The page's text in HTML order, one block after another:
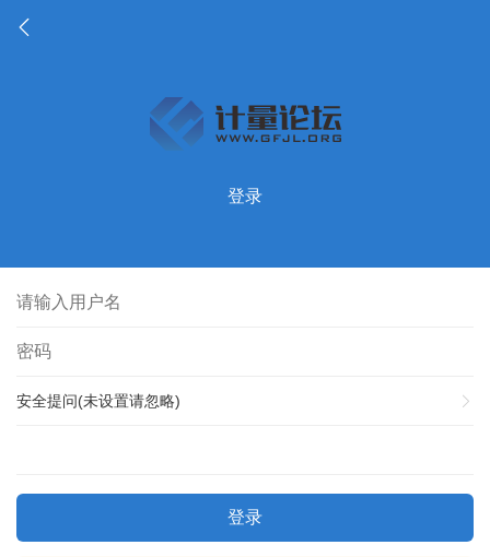
登录
安全提问(未设置请忽略)
登录